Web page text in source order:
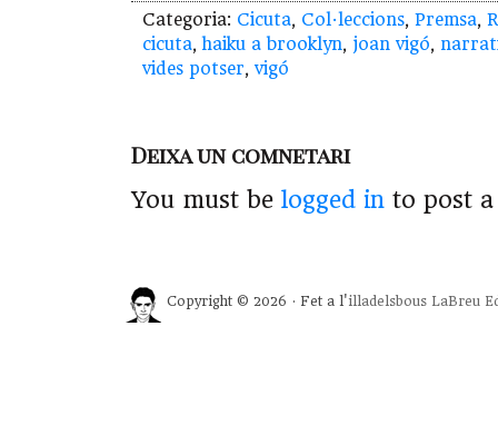
Categoria: Cicuta, Col·leccions, Premsa,
cicuta,haiku a brooklyn, joan vigó,
vides potser, vigó
Deixa un comnetari
You must be logged in to post
Copyright © 2026 · Fet a l'illadelsbous LaBreu